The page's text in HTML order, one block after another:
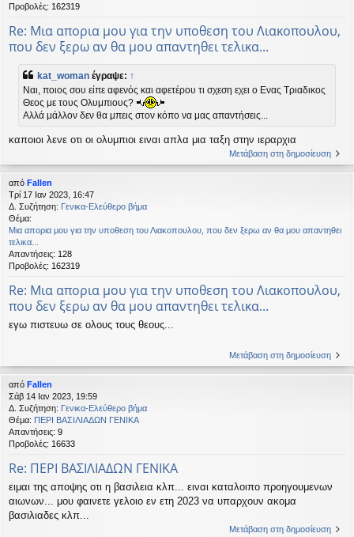
Προβολές: 162319
Re: Μια απορια μου για την υποθεση του Λιακοπουλου,
που δεν ξερω αν θα μου απαντηθει τελικα...
kat_woman έγραψε: ↑
Ναι, ποιος σου είπε αφενός και αφετέρου τι σχεση εχει ο Ενας Τριαδικος
Θεος με τους Ολυμπιους?
Αλλά μάλλον δεν θα μπεις στον κόπο να μας απαντήσεις...
καποιοι λενε οτι οι ολυμπιοι ειναι απλα μια ταξη στην ιεραρχια
Μετάβαση στη δημοσίευση
από Fallen
Τρί 17 Ιαν 2023, 16:47
Δ. Συζήτηση: Γενικα-Ελεύθερο βήμα
Θέμα:
Μια απορια μου για την υποθεση του Λιακοπουλου, που δεν ξερω αν θα μου απαντηθει
τελικα...
Απαντήσεις: 128
Προβολές: 162319
Re: Μια απορια μου για την υποθεση του Λιακοπουλου,
που δεν ξερω αν θα μου απαντηθει τελικα...
εγω πιστευω σε ολους τους θεους...
Μετάβαση στη δημοσίευση
από Fallen
Σάβ 14 Ιαν 2023, 19:59
Δ. Συζήτηση: Γενικα-Ελεύθερο βήμα
Θέμα: ΠΕΡΙ ΒΑΣΙΛΙΑΔΩΝ ΓΕΝΙΚΑ
Απαντήσεις: 9
Προβολές: 16633
Re: ΠΕΡΙ ΒΑΣΙΛΙΑΔΩΝ ΓΕΝΙΚΑ
ειμαι της αποψης οτι η βασιλεια κλπ... ειναι καταλοιπο προηγουμενων
αιωνων... μου φαινετε γελοιο εν ετη 2023 να υπαρχουν ακομα
βασιλιαδες κλπ...
Μετάβαση στη δημοσίευση